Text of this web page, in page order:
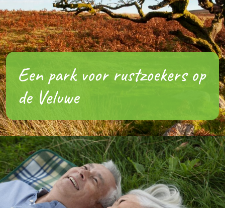
Een park voor rustzoekers op
de Veluwe